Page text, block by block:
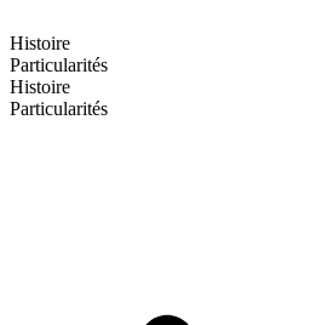
Histoire
Particularités
Histoire
Particularités